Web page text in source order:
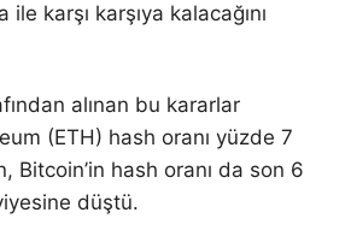
ile karşı karşıya kalacağını
alınan bu kararlar
(ETH) hash oranı yüzde 7
Bitcoin’in hash oranı da son 6
düştü.